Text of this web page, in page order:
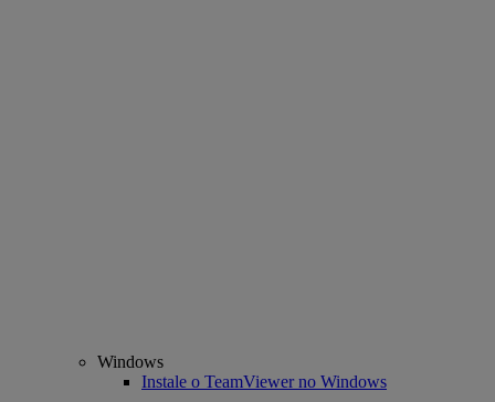
Windows
Instale o TeamViewer no Windows